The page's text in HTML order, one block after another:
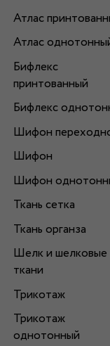
Атлас
Атлас
Бифлекс
принтованный
Бифлекс
Шифон
Шифон
Шифон
Ткань сетка
Ткань органза
Шелк и шелковые
ткани
Трикотаж
Трикотаж
однотонный